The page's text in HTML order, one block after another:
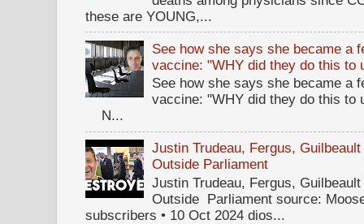
these are YOUNG,...
See how she says she became a
vaccine: "WHY did they do this to
See how she says she became a
vaccine: "WHY did they do this
N...
Justin Trudeau, Fergus,
Outside Parliament
Justin Trudeau, Fergus,
Outside Parliament source:
subscribers • 10 Oct 2024 dios...